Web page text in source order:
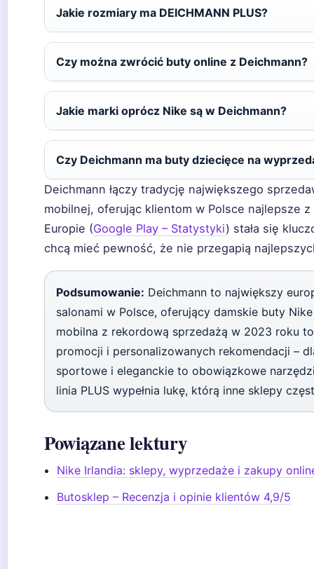
Jakie rozmiary ma DEICHMANN PLUS?
Czy można zwrócić buty online z Deichmann?
Jakie marki oprócz Nike są w Deichmann?
Czy Deichmann ma buty dziecięce na
Deichmann łączy tradycję największego
mobilnej, oferując klientom w Polsce najlepsze
Europie (Google Play – Statystyki) stała się
chcą mieć pewność, że nie przegapią
Podsumowanie: Deichmann to największy
salonami w Polsce, oferujący damskie buty
mobilna z rekordową sprzedażą w 2023 roku
promocji i personalizowanych rekomendacji –
sportowe i eleganckie to obowiązkowe
linia PLUS wypełnia lukę, którą inne sklepy
Powiązane lektury
Nike Irlandia: sklepy, wyprzedaże i zakupy
Butosklep – Recenzja i opinie klientów 4,9/5